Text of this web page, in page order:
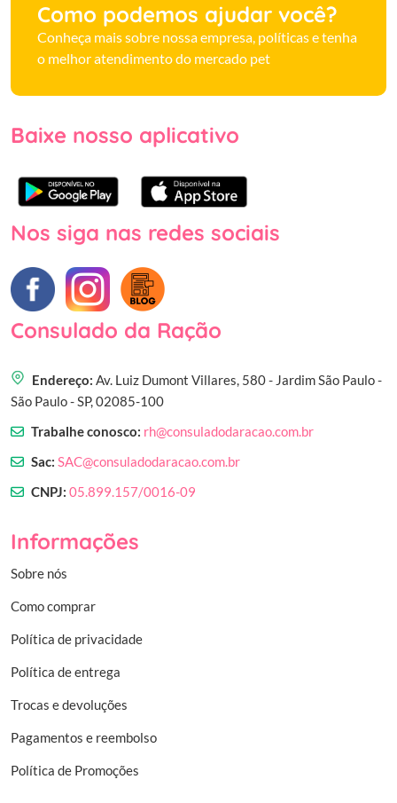
Como podemos ajudar você?
Conheça mais sobre nossa empresa, políticas e tenha
o melhor atendimento do mercado pet
Baixe nosso aplicativo
Nos siga nas redes sociais
Consulado da Ração
Endereço: Av. Luiz Dumont Villares, 580 - Jardim São Paulo -
São Paulo - SP, 02085-100
Trabalhe conosco: rh@consuladodaracao.com.br
Sac: SAC@consuladodaracao.com.br
CNPJ: 05.899.157/0016-09
Informações
Sobre nós
Como comprar
Política de privacidade
Política de entrega
Trocas e devoluções
Pagamentos e reembolso
Política de Promoções